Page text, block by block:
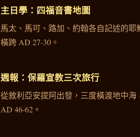
主日學：四福音書地圖
馬太、馬可、路加、約翰各自記述的
橫跨 AD 27-30。
週報：保羅宣教三次旅行
從敘利亞安提阿出發，三度橫渡地中
AD 46-62。